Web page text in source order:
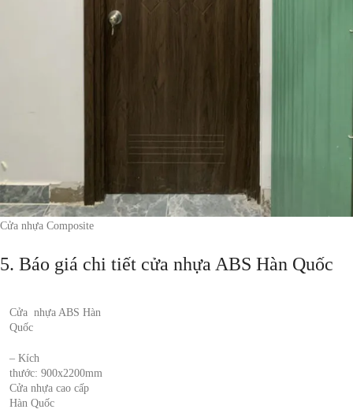
Cửa nhựa Composite
5. Báo giá chi tiết cửa nhựa ABS Hàn Quốc
Cửa nhựa ABS Hàn
Quốc
– Kích
thước: 900x2200mm
Cửa nhựa cao cấp
Hàn Quốc